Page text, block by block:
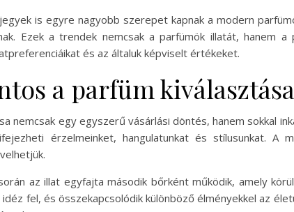
is egyre nagyobb szerepet kapnak a modern
Ezek a trendek nemcsak a parfümök illatát, hanem
és az általuk képviselt értékeket.
a parfüm
nemcsak egy egyszerű vásárlási döntés, hanem sokkal
érzelmeinket, hangulatunkat és stílusunkat. A
az illat egyfajta második bőrként működik, amely
fel, és összekapcsolódik különböző élményekkel az